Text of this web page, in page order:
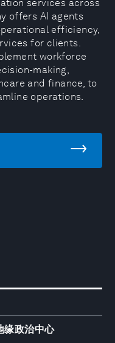
services across
offers AI agents
efficiency,
for clients.
workforce
making,
and finance, to
operations.
缘政治中心